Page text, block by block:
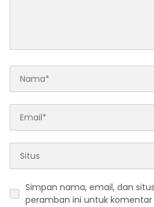
Simpan nama, email, dan
peramban ini untuk komentar